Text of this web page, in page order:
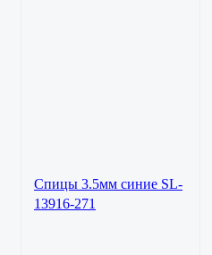
Спицы 3.5мм синие SL-
13916-271